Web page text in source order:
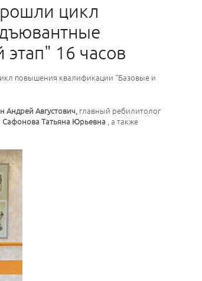
цикл
16 часов
повышения квалификации "Базовые и
Андрей Августович, главный ребилитолог
Сафонова Татьяна Юрьевна , а также